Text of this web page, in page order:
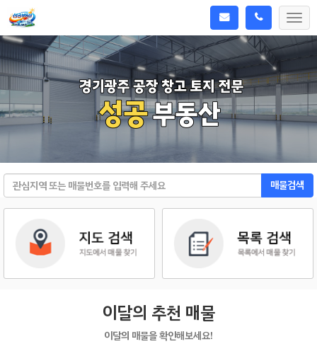
매물검색
이달의 추천 매물
이달의 매물을 확인해보세요!